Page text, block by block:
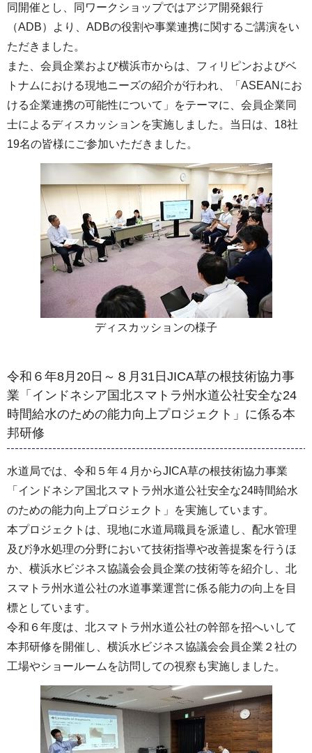
同開催とし、同ワークショップではアジア開発銀行
（ADB）より、ADBの役割や事業連携に関するご講演をい
ただきました。
また、会員企業および横浜市からは、フィリピンおよびベ
トナムにおける現地ニーズの紹介が行われ、「ASEANにお
ける企業連携の可能性について」をテーマに、会員企業同
士によるディスカッションを実施しました。当日は、18社
19名の皆様にご参加いただきました。
ディスカッションの様子
令和６年8月20日～８月31日JICA草の根技術協力事
業「インドネシア国北スマトラ州水道公社安全な24
時間給水のための能力向上プロジェクト」に係る本
邦研修
水道局では、令和５年４月からJICA草の根技術協力事業
「インドネシア国北スマトラ州水道公社安全な24時間給水
のための能力向上プロジェクト」を実施しています。
本プロジェクトは、現地に水道局職員を派遣し、配水管理
及び浄水処理の分野において技術指導や改善提案を行うほ
か、横浜水ビジネス協議会会員企業の技術等を紹介し、北
スマトラ州水道公社の水道事業運営に係る能力の向上を目
標としています。
令和６年度は、北スマトラ州水道公社の幹部を招へいして
本邦研修を開催し、横浜水ビジネス協議会会員企業２社の
工場やショールームを訪問しての視察も実施しました。